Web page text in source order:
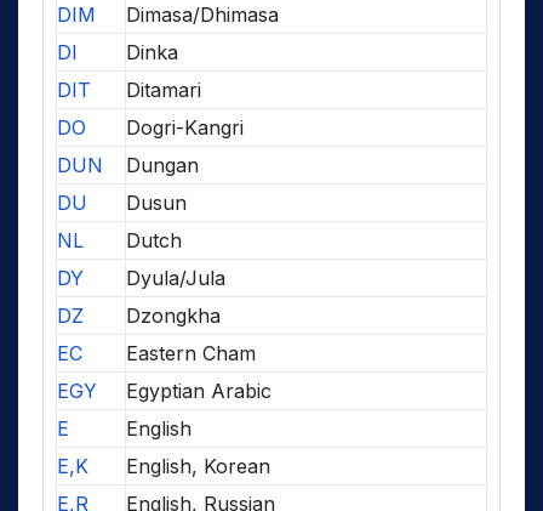
DIM
Dimasa/Dhimasa
DI
Dinka
DIT
Ditamari
DO
Dogri-Kangri
DUN
Dungan
DU
Dusun
NL
Dutch
DY
Dyula/Jula
DZ
Dzongkha
EC
Eastern Cham
EGY
Egyptian Arabic
E
English
E,K
English, Korean
E,R
English, Russian